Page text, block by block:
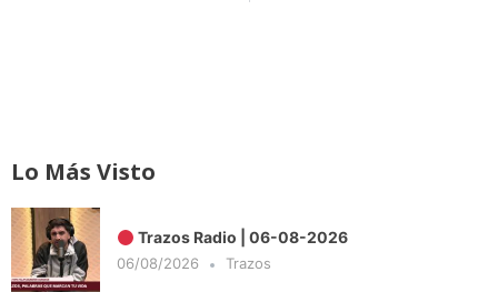
Lo Más Visto
Trazos Radio | 06-08-2026
06/08/2026 Trazos